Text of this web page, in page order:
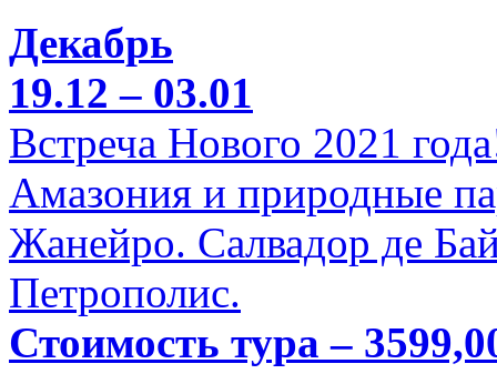
Декабрь
19.12 – 03.01
Встреча Нового 2021
Амазония и природные
Жанейро. Салвадор де
Петрополис.
Стоимость тура –